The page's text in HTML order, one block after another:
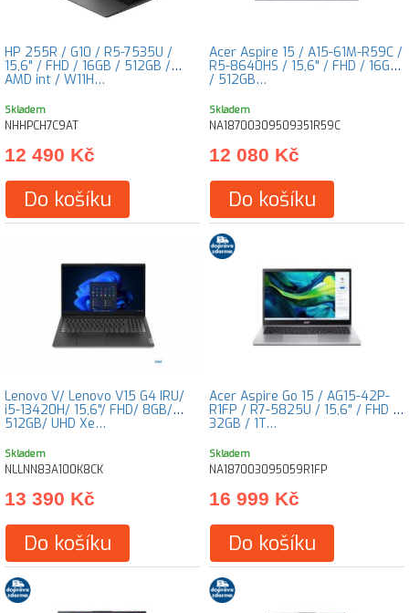
HP 255R / G10 / R5-7535U /
15,6" / FHD / 16GB / 512GB /
AMD int / W11H…
Skladem
NHHPCH7C9AT
12 490 Kč
Do košíku
Acer Aspire 15 / A15-61M-R59C /
R5-8640HS / 15,6" / FHD / 16GB
/ 512GB…
Skladem
NA18700309509351R59C
12 080 Kč
Do košíku
Lenovo V/ Lenovo V15 G4 IRU/
i5-13420H/ 15,6"/ FHD/ 8GB/
512GB/ UHD Xe…
Skladem
NLLNN83A100K8CK
13 390 Kč
Do košíku
Acer Aspire Go 15 / AG15-42P-
R1FP / R7-5825U / 15,6" / FHD /
32GB / 1T…
Skladem
NA187003095059R1FP
16 999 Kč
Do košíku